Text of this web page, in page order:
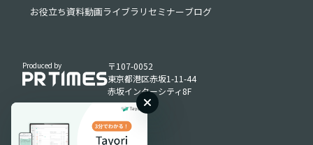
お役立ち資料動画ライブラリ セミナーブログ
Produced by
〒107-0052
東京都港区赤坂1-11-44
赤坂インターシティ8F